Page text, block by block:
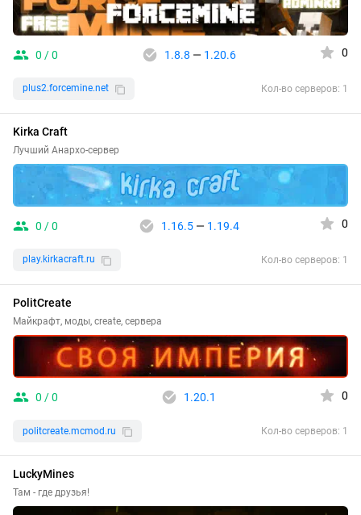
0 / 0 1.8.8 — 1.20.6 0
plus2.forcemine.net Кол-во серверов: 1
Kirka Craft
Лучший Анархо-сервер
0 / 0 1.16.5— 1.19.4 0
play.kirkacraft.ru Кол-во серверов: 1
PolitCreate
Майкрафт, моды, create, сервера
0 / 0 1.20.1 0
politcreate.mcmod.ru Кол-во серверов: 1
LuckyMines
Там - где друзья!